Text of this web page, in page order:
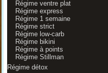
Régime ventre plat
Régime express
Régime 1 semaine
Régime strict
Régime low-carb
Régime bikini
Régime à points
Régime Stillman
Régime détox